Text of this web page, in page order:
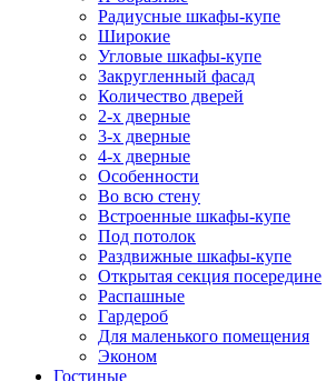
Радиусные шкафы-купе
Широкие
Угловые шкафы-купе
Закругленный фасад
Количество дверей
2-х дверные
3-х дверные
4-х дверные
Особенности
Во всю стену
Встроенные шкафы-купе
Под потолок
Раздвижные шкафы-купе
Открытая секция посередине
Распашные
Гардероб
Для маленького помещения
Эконом
Гостиные